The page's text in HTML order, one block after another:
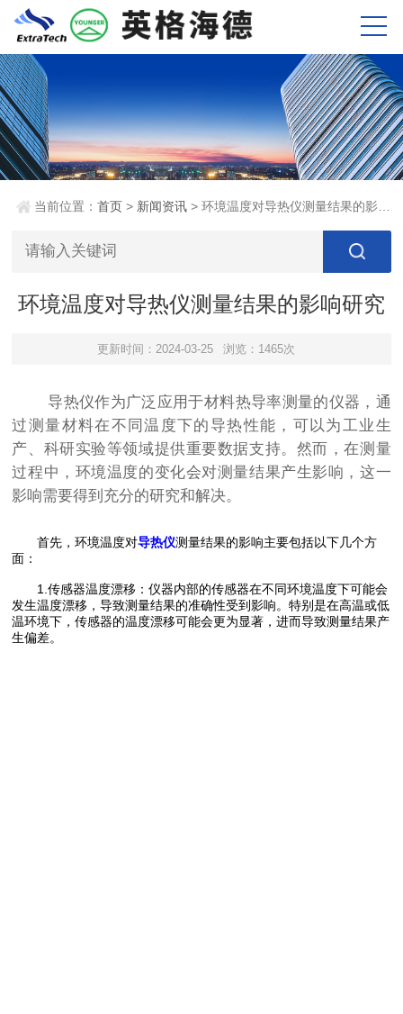
当前位置：首页 > 新闻资讯 > 环境温度对导热仪测量结果的影响研究
环境温度对导热仪测量结果的影响研究
更新时间：2024-03-25 浏览：1465次
导热仪作为广泛应用于材料热导率测量的仪器，通
过测量材料在不同温度下的导热性能，可以为工业生
产、科研实验等领域提供重要数据支持。然而，在测量
过程中，环境温度的变化会对测量结果产生影响，这一
影响需要得到充分的研究和解决。
首先，环境温度对导热仪测量结果的影响主要包括以下几个方
面：
1.传感器温度漂移：仪器内部的传感器在不同环境温度下可能会
发生温度漂移，导致测量结果的准确性受到影响。特别是在高温或低
温环境下，传感器的温度漂移可能会更为显著，进而导致测量结果产
生偏差。